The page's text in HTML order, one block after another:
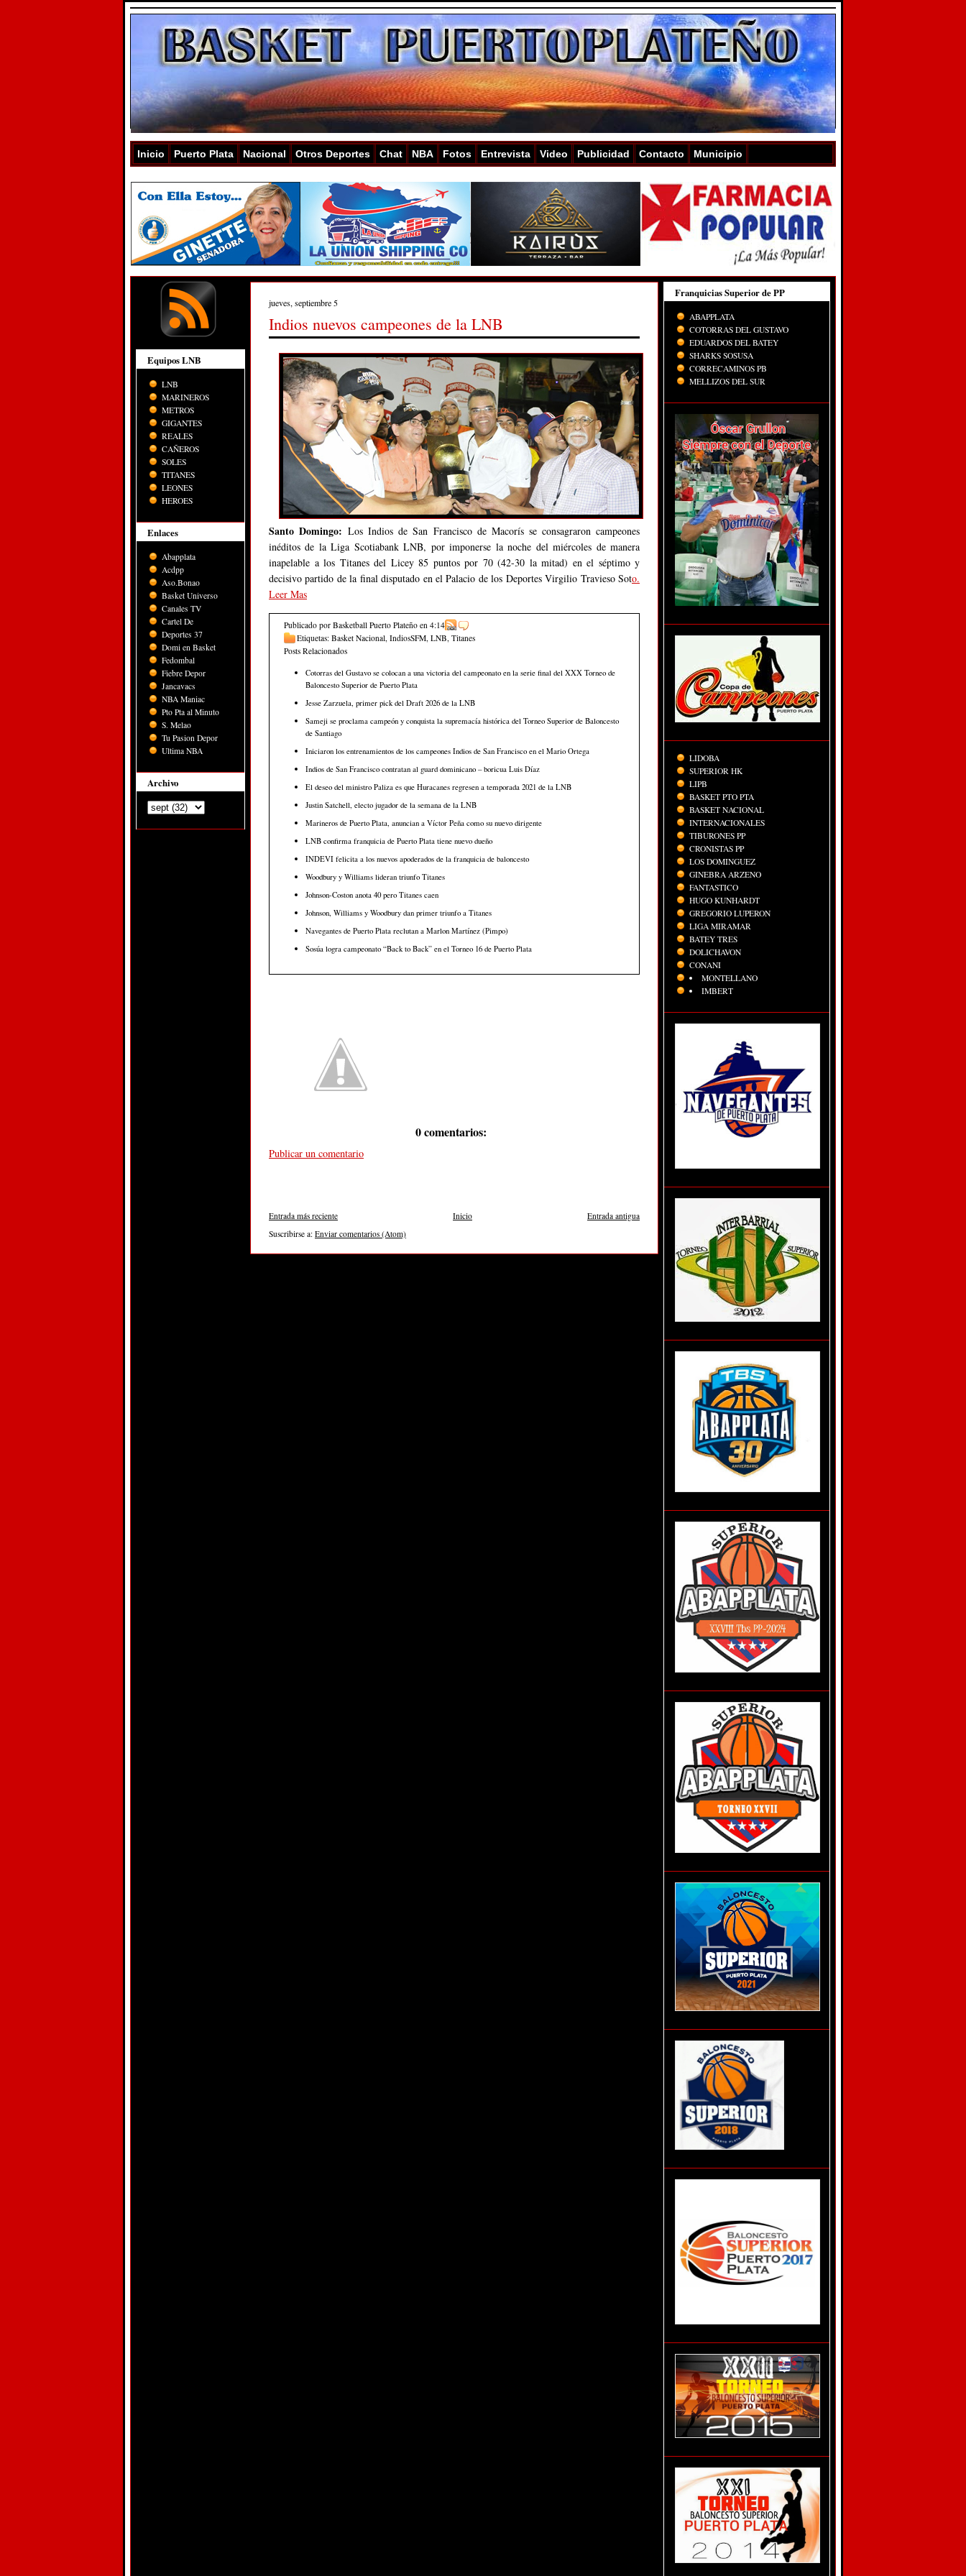
Inicio Puerto Plata Nacional Otros Deportes Chat NBA Fotos Entrevista Video Publicidad Contacto Municipio
Equipos LNB
LNB
MARINEROS
METROS
GIGANTES
REALES
CAÑEROS
SOLES
TITANES
LEONES
HEROES
Enlaces
Abapplata
Acdpp
Aso.Bonao
Basket Universo
Canales TV
Cartel De
Deportes 37
Domi en Basket
Fedombal
Fiebre Depor
Jancavacs
NBA Maniac
Pto Pta al Minuto
S. Melao
Tu Pasion Depor
Ultima NBA
Archivo
jueves, septiembre 5
Indios nuevos campeones de la LNB
Santo Domingo: Los Indios de San Francisco de Macorís se consagraron campeones
inéditos de la Liga Scotiabank LNB, por imponerse la noche del miércoles de manera
inapelable a los Titanes del Licey 85 puntos por 70 (42-30 la mitad) en el séptimo y
decisivo partido de la final disputado en el Palacio de los Deportes Virgilio Travieso Soto.
Leer Mas
Publicado por Basketball Puerto Plateño en 4:14
Etiquetas: Basket Nacional, IndiosSFM, LNB, Titanes
Posts Relacionados
Cotorras del Gustavo se colocan a una victoria del campeonato en la serie final del XXX Torneo de
Baloncesto Superior de Puerto Plata
Jesse Zarzuela, primer pick del Draft 2026 de la LNB
Sameji se proclama campeón y conquista la supremacía histórica del Torneo Superior de Baloncesto
de Santiago
Iniciaron los entrenamientos de los campeones Indios de San Francisco en el Mario Ortega
Indios de San Francisco contratan al guard dominicano – boricua Luis Díaz
El deseo del ministro Paliza es que Huracanes regresen a temporada 2021 de la LNB
Justin Satchell, electo jugador de la semana de la LNB
Marineros de Puerto Plata, anuncian a Víctor Peña como su nuevo dirigente
LNB confirma franquicia de Puerto Plata tiene nuevo dueño
INDEVI felicita a los nuevos apoderados de la franquicia de baloncesto
Woodbury y Williams lideran triunfo Titanes
Johnson-Coston anota 40 pero Titanes caen
Johnson, Williams y Woodbury dan primer triunfo a Titanes
Navegantes de Puerto Plata reclutan a Marlon Martínez (Pimpo)
Sosúa logra campeonato “Back to Back” en el Torneo 16 de Puerto Plata
0 comentarios:
Publicar un comentario
Entrada más reciente Entrada antigua
Inicio
Suscribirse a: Enviar comentarios (Atom)
Franquicias Superior de PP
ABAPPLATA
COTORRAS DEL GUSTAVO
EDUARDOS DEL BATEY
SHARKS SOSUSA
CORRECAMINOS PB
MELLIZOS DEL SUR
LIDOBA
SUPERIOR HK
LIPB
BASKET PTO PTA
BASKET NACIONAL
INTERNACIONALES
TIBURONES PP
CRONISTAS PP
LOS DOMINGUEZ
GINEBRA ARZENO
FANTASTICO
HUGO KUNHARDT
GREGORIO LUPERON
LIGA MIRAMAR
BATEY TRES
DOLICHAVON
CONANI
MONTELLANO
IMBERT